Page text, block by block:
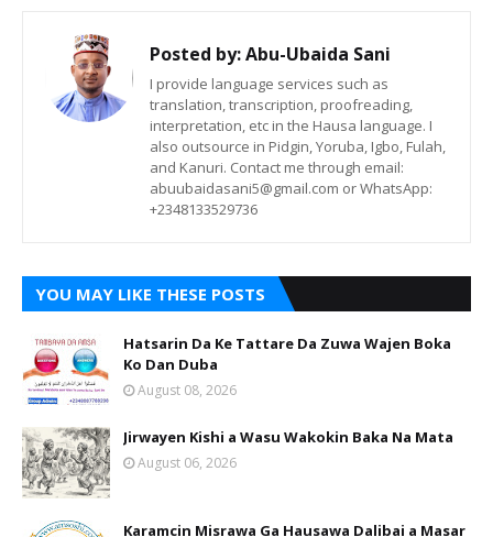
Posted by:Abu-Ubaida Sani
I provide language services such as
translation, transcription, proofreading,
interpretation, etc in the Hausa language. I
also outsource in Pidgin, Yoruba, Igbo, Fulah,
and Kanuri. Contact me through email:
abuubaidasani5@gmail.com or WhatsApp:
+2348133529736
YOU MAY LIKE THESE POSTS
Hatsarin Da Ke Tattare Da Zuwa Wajen Boka
Ko Dan Duba
August 08, 2026
Jirwayen Kishi a Wasu Wakokin Baka Na Mata
August 06, 2026
Karamcin Misrawa Ga Hausawa Dalibai a Masar